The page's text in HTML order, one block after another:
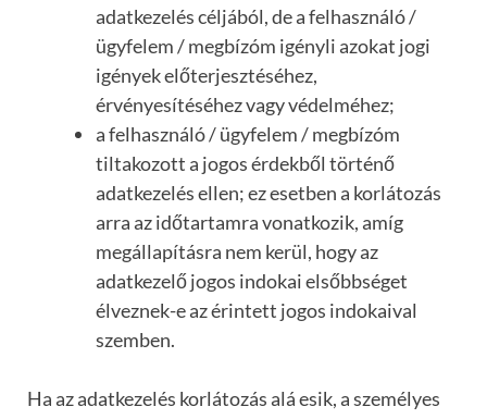
adatkezelés céljából, de a felhasználó /
ügyfelem / megbízóm igényli azokat jogi
igények előterjesztéséhez,
érvényesítéséhez vagy védelméhez;
a felhasználó / ügyfelem / megbízóm
tiltakozott a jogos érdekből történő
adatkezelés ellen; ez esetben a korlátozás
arra az időtartamra vonatkozik, amíg
megállapításra nem kerül, hogy az
adatkezelő jogos indokai elsőbbséget
élveznek-e az érintett jogos indokaival
szemben.
Ha az adatkezelés korlátozás alá esik, a személyes